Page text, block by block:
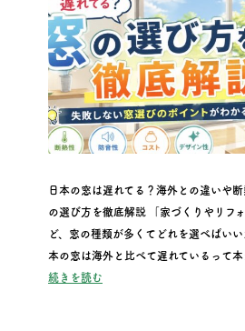
日本の窓は遅れてる？海外との違いや
の選び方を徹底解説 「家づくりやリフ
ど、窓の種類が多くてどれを選べばい
本の窓は海外と比べて遅れているって
続きを読む“日本の窓は遅れてる？海外